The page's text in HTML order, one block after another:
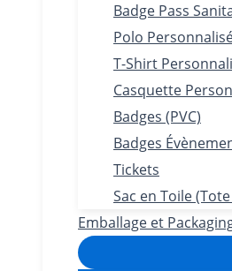
Badge Pass
Polo
T-Shirt
Casquette
Badges (PVC)
Badges
Tickets
Sac en Toile
Emballage et